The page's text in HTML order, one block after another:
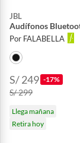
JBL
Audífonos
Por FALABELLA
S/ 249 -17%
S/ 299
Llega mañana
Retira hoy